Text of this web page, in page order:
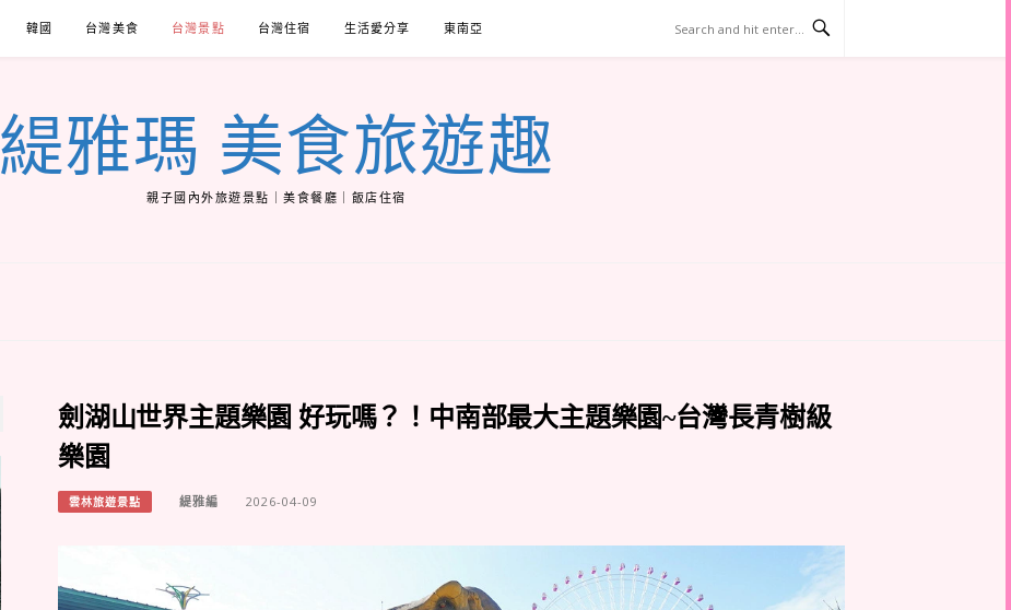
韓國 台灣美食 台灣景點 台灣住宿 生活愛分享 東南亞
緹雅瑪 美食旅遊趣
親子國內外旅遊景點｜美食餐廳｜飯店住宿
劍湖山世界主題樂園 好玩嗎？！中南部最大主題樂園~台灣長青樹級
樂園
雲林旅遊景點 緹雅編 2026-04-09